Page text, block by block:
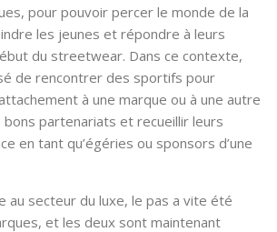
pour pouvoir percer le monde de la
les jeunes et répondre à leurs
du streetwear. Dans ce contexte,
de rencontrer des sportifs pour
à une marque ou à une autre
partenariats et recueillir leurs
en tant qu’égéries ou sponsors d’une
au secteur du luxe, le pas a vite été
et les deux sont maintenant